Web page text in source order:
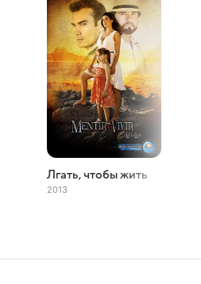
Лгать, чтобы жить
2013